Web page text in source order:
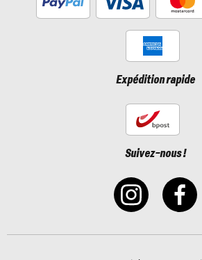
Expédition rapide
Suivez-nous !